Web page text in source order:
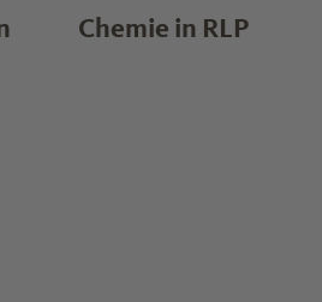
Chemie in RLP